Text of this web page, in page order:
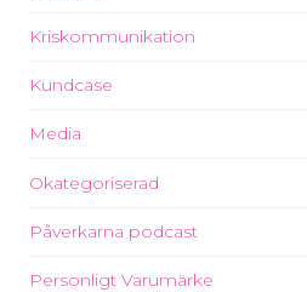
Kriskommunikation
Kundcase
Media
Okategoriserad
Påverkarna podcast
Personligt Varumärke